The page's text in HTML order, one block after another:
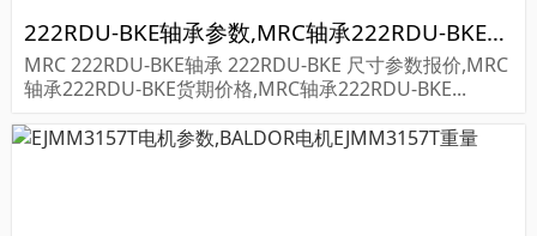
222RDU-BKE轴承参数,MRC轴承222RDU-BKE重量
MRC 222RDU-BKE轴承 222RDU-BKE 尺寸参数报价,MRC
轴承222RDU-BKE货期价格,MRC轴承222RDU-BKE...